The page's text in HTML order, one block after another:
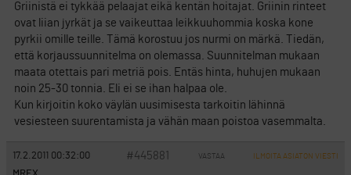
Griinistä ei tykkää pelaajat eikä kentän hoitajat. Griinin rinteet
ovat liian jyrkät ja se vaikeuttaa leikkuuhommia koska kone
pyrkii omille teille. Tämä korostuu jos nurmi on märkä. Tiedän,
että korjaussuunnitelma on olemassa. Suunnitelman mukaan
maata otettais pari metriä pois. Entäs hinta, huhujen mukaan
noin 25-30 tonnia. Eli ei se ihan halpaa ole.
Kun kirjoitin koko väylän uusimisesta tarkoitin lähinnä
vesiesteen suurentamista ja vähän maan poistoa vasemmalta.
17.2.2011 00:32:00 #445881 VASTAA ILMOITA ASIATON VIESTI